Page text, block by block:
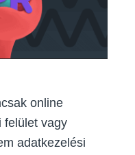
online
felület vagy
adatkezelési